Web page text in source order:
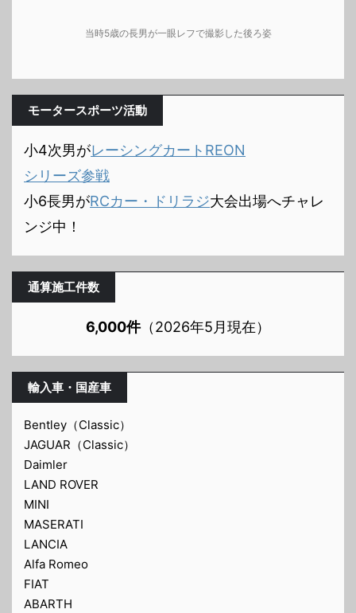
当時5歳の長男が一眼レフで撮影した後ろ姿
モータースポーツ活動
小4次男がレーシングカートREON
シリーズ参戦
小6長男がRCカー・ドリラジ大会出場へチャレ
ンジ中！
通算施工件数
6,000件（2026年5月現在）
輸入車・国産車
Bentley（Classic）
JAGUAR（Classic）
Daimler
LAND ROVER
MINI
MASERATI
LANCIA
Alfa Romeo
FIAT
ABARTH